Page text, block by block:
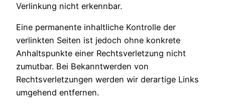
Verlinkung nicht erkennbar.
Eine permanente inhaltliche Kontrolle der
verlinkten Seiten ist jedoch ohne konkrete
Anhaltspunkte einer Rechtsverletzung nicht
zumutbar. Bei Bekanntwerden von
Rechtsverletzungen werden wir derartige Links
umgehend entfernen.